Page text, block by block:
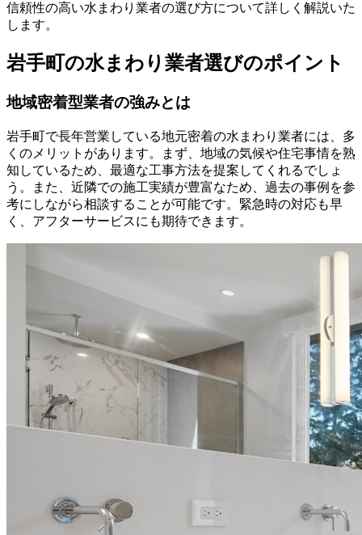
信頼性の高い水まわり業者の選び方について詳しく解説いた
します。
岩手町の水まわり業者選びのポイント
地域密着型業者の強みとは
岩手町で長年営業している地元密着の水まわり業者には、多
くのメリットがあります。まず、地域の気候や住宅事情を熟
知しているため、最適な工事方法を提案してくれるでしょ
う。また、近隣での施工実績が豊富なため、過去の事例を参
考にしながら相談することが可能です。緊急時の対応も早
く、アフターサービスにも期待できます。